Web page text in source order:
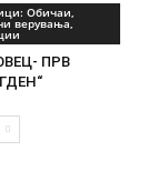
страна...
Обичаи,
верувања,
ПРВ